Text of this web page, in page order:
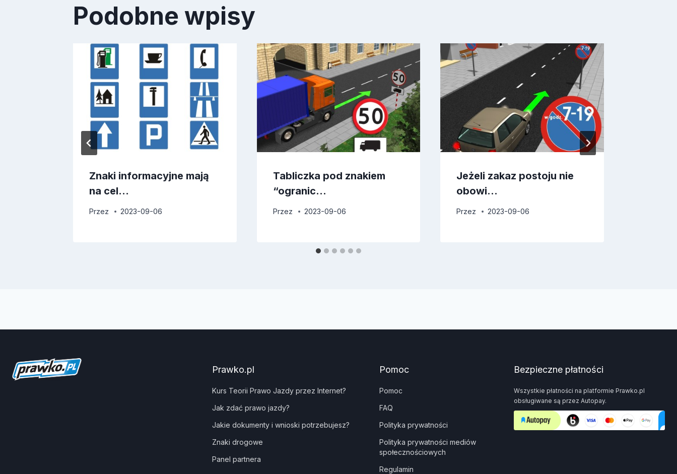
Podobne wpisy
Znaki informacyjne mają
na cel…
Przez 2023-09-06
Tabliczka pod znakiem
“ogranic…
Przez 2023-09-06
Jeżeli zakaz postoju nie
obowi…
Przez 2023-09-06
Prawko.pl
Kurs Teorii Prawo Jazdy przez Internet?
Jak zdać prawo jazdy?
Jakie dokumenty i wnioski potrzebujesz?
Znaki drogowe
Panel partnera
Pomoc
Pomoc
FAQ
Polityka prywatności
Polityka prywatności mediów
społecznościowych
Regulamin
Bezpieczne płatności
Wszystkie płatności na platformie Prawko.pl
obsługiwane są przez Autopay.